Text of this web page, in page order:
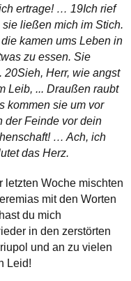
ertrage! … 19Ich rief
ließen mich im Stich.
kamen ums Leben in
zu essen. Sie
Herr, wie angst
Leib, ... Draußen raubt
kommen sie um vor
der Feinde vor dein
… Ach, ich
das Herz.
letzten Woche mischten
mit den Worten
du mich
in den zerstörten
und an zu vielen
Leid!